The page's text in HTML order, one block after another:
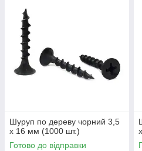
Шуруп по дереву чорний 3,5
х 16 мм (1000 шт.)
Готово до відправки